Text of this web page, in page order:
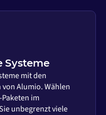
Systeme
mit den
Alumio. Wählen
im
unbegrenzt viele